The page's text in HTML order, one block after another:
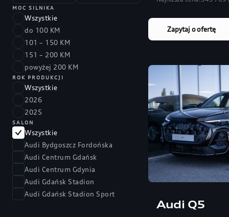
MOC SILNIKA
Wszystkie
do 100 KM
101 – 150 KM
151 – 200 KM
powyżej 200 KM
ROK PRODUKCJI
Wszystkie
2026
2025
SALON
Wszystkie
Audi Bydgoszcz Fordońska
Audi Centrum Gdańsk
Audi Centrum Gdynia
Audi Gdańsk Stadion
Audi Gdańsk Stadion Sport
Zapytaj o ofertę
Audi Q5